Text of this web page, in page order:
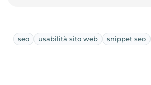
seo usabilità sito web snippet seo